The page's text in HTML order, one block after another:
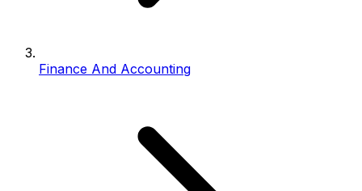
Finance And Accounting